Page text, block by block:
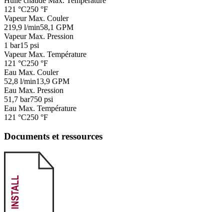
121 °C250 °F
Vapeur Max. Couler
219,9 l/min58,1 GPM
Vapeur Max. Pression
1 bar15 psi
Vapeur Max. Température
121 °C250 °F
Eau Max. Couler
52,8 l/min13,9 GPM
Eau Max. Pression
51,7 bar750 psi
Eau Max. Température
121 °C250 °F
Documents et ressources